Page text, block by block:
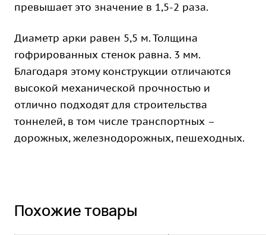
превышает это значение в 1,5-2 раза.
Диаметр арки равен 5,5 м. Толщина
гофрированных стенок равна. 3 мм.
Благодаря этому конструкции отличаются
высокой механической прочностью и
отлично подходят для строительства
тоннелей, в том числе транспортных –
дорожных, железнодорожных, пешеходных.
Похожие товары